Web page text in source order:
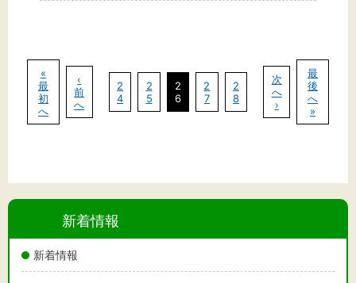
新着情報
新着情報
«
最
初
へ
‹
前
へ
2
4
2
5
2
6
2
7
2
8
次
へ
›
最
後
へ
»